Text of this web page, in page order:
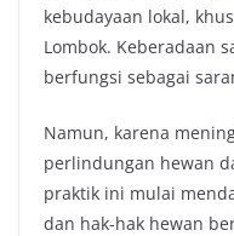
kebudayaan lokal,
Lombok. Keberadaan
berfungsi sebagai
Namun, karena
perlindungan hewan
praktik ini mulai
dan hak-hak hewan